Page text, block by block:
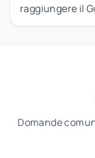
raggiungere il
Domande